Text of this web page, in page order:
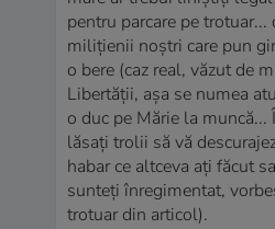
pentru parcare pe
milițienii noștri care pun
o bere (caz real, văzut de
Libertății, așa se numea
o duc pe Mărie la
lăsați trolii să vă
habar ce altceva ați făcut
sunteți înregimentat,
trotuar din articol).